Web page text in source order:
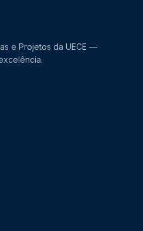
e Projetos da UECE —